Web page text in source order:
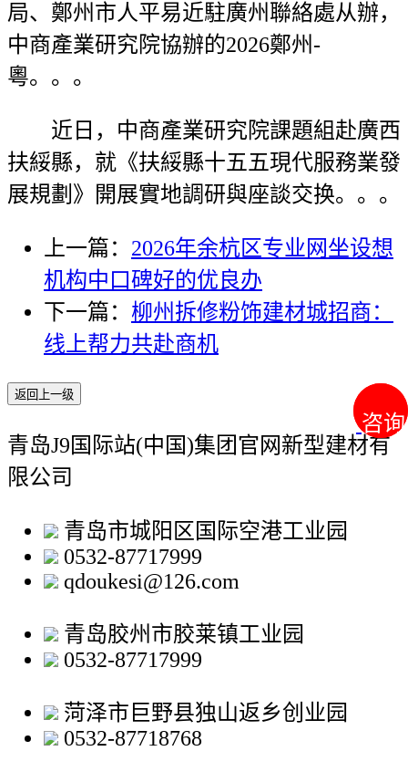
咨询
咨询
局、鄭州市人平易近駐廣州聯絡處从辦，
中商產業研究院協辦的2026鄭州-
粵。。。
近日，中商產業研究院課題組赴廣西
扶綏縣，就《扶綏縣十五五現代服務業發
展規劃》開展實地調研與座談交换。。。
上一篇： 2026年余杭区专业网坐设想
机构中口碑好的优良办
下一篇： 柳州拆修粉饰建材城招商：
线上帮力共赴商机
返回上一级
青岛J9国际站(中国)集团官网新型建材有
限公司
青岛市城阳区国际空港工业园
0532-87717999
qdoukesi@126.com
青岛胶州市胶莱镇工业园
0532-87717999
菏泽市巨野县独山返乡创业园
0532-87718768